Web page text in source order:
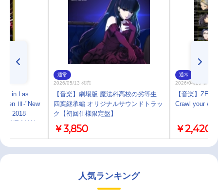
in Las
Ⅲ-"New
2018
ONE MAN
通常
2026/05/13 発売
【音楽】劇場版 魔法科高校の劣等生
四葉継承編 オリジナルサウンドトラッ
ク【初回仕様限定盤】
￥3,850
通常
2026/04/29 発売
【音楽】
Crawl your
￥2,420
人気ランキング